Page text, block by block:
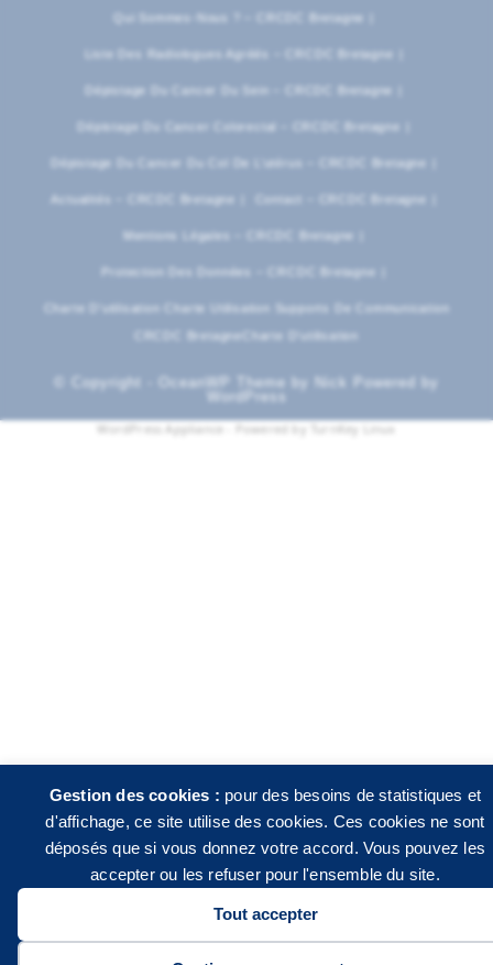
Gestion des cookies : pour des besoins de statistiques et
d'affichage, ce site utilise des cookies. Ces cookies ne sont
déposés que si vous donnez votre accord. Vous pouvez les
accepter ou les refuser pour l'ensemble du site.
Tout accepter
Qui Sommes-Nous ? – CRCDC Bretagne
Liste Des Radiologues Agréés – CRCDC Bretagne
Dépistage Du Cancer Du Sein – CRCDC Bretagne
Dépistage Du Cancer Colorectal – CRCDC Bretagne
Dépistage Du Cancer Du Col De L’utérus – CRCDC Bretagne
Actualités – CRCDC Bretagne Contact – CRCDC Bretagne
Mentions Légales – CRCDC Bretagne
Protection Des Données – CRCDC Bretagne
Charte D’utilisation Charte Utilisation Supports De Communication
CRCDC BretagneCharte D’utilisation
© Copyright - OceanWP Theme by Nick Powered by
WordPress